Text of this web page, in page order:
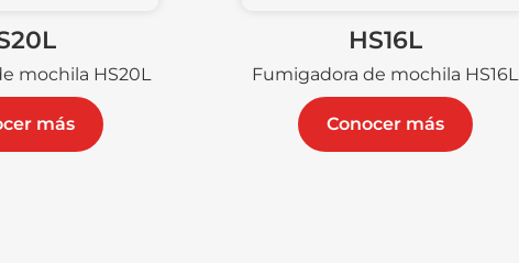
mochila HS20L
más
HS16L
Fumigadora de mochila HS16L
Conocer más